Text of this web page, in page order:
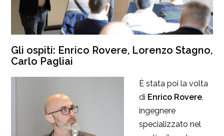
Gli ospiti: Enrico Rovere, Lorenzo Stagno,
Carlo Pagliai
È stata poi la volta
di Enrico Rovere,
ingegnere
specializzato nel